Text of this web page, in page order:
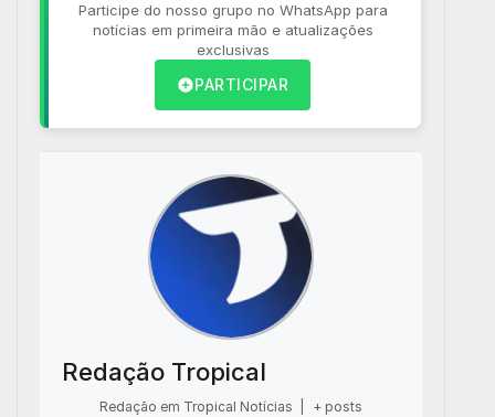
Participe do nosso grupo no WhatsApp para
notícias em primeira mão e atualizações
exclusivas
PARTICIPAR
Redação Tropical
Redação em Tropical Notícias + posts